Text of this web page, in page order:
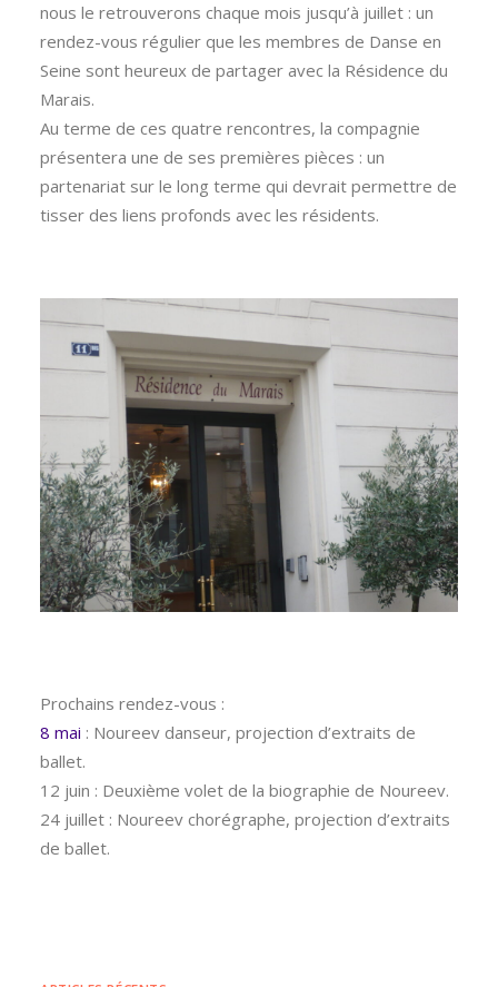
nous le retrouverons chaque mois jusqu’à juillet : un
rendez-vous régulier que les membres de Danse en
Seine sont heureux de partager avec la Résidence du
Marais.
Au terme de ces quatre rencontres, la compagnie
présentera une de ses premières pièces : un
partenariat sur le long terme qui devrait permettre de
tisser des liens profonds avec les résidents.
Prochains rendez-vous :
8 mai : Noureev danseur, projection d’extraits de
ballet.
12 juin : Deuxième volet de la biographie de Noureev.
24 juillet : Noureev chorégraphe, projection d’extraits
de ballet.